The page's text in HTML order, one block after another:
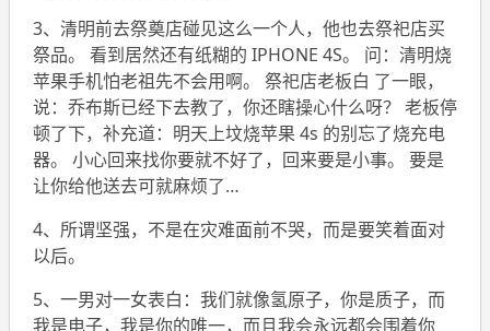
3、清明前去祭奠店碰见这么一个人，他也去祭祀店买
祭品。 看到居然还有纸糊的 IPHONE 4S。 问：清明烧
苹果手机怕老祖先不会用啊。 祭祀店老板白 了一眼，
说：乔布斯已经下去教了，你还瞎操心什么呀？ 老板停
顿了下，补充道：明天上坟烧苹果 4s 的别忘了烧充电
器。 小心回来找你要就不好了，回来要是小事。 要是
让你给他送去可就麻烦了…
4、所谓坚强，不是在灾难面前不哭，而是要笑着面对
以后。
5、一男对一女表白：我们就像氢原子，你是质子，而
我是电子，我是你的唯一，而且我会永远都会围着你